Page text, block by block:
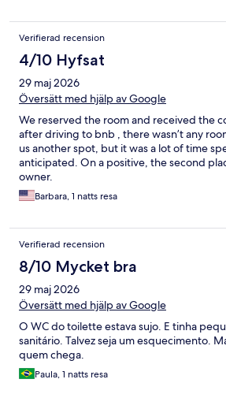
Verifierad recension
4/10 Hyfsat
29 maj 2026
Översätt med hjälp av Google
We reserved the room and received the
after driving to bnb , there wasn’t any
us another spot, but it was a lot of time
anticipated. On a positive, the second
owner.
Barbara, 1 natts resa
Verifierad recension
8/10 Mycket bra
29 maj 2026
Översätt med hjälp av Google
O WC do toilette estava sujo. E tinha
sanitário. Talvez seja um esquecimento.
quem chega.
Paula, 1 natts resa